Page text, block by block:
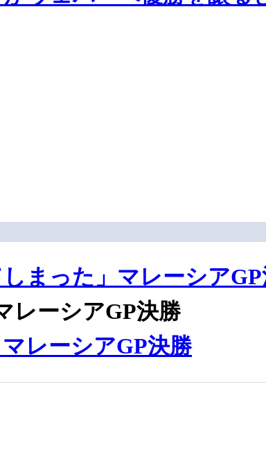
まった」マレーシア
レーシアGP決勝
レーシアGP決勝